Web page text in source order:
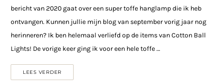
bericht van 2020 gaat over een super toffe hanglamp die ik heb
ontvangen. Kunnen jullie mijn blog van september vorig jaar nog
herinneren? Ik ben helemaal verliefd op de items van Cotton Ball
Lights! De vorige keer ging ik voor een hele toffe …
LEES VERDER